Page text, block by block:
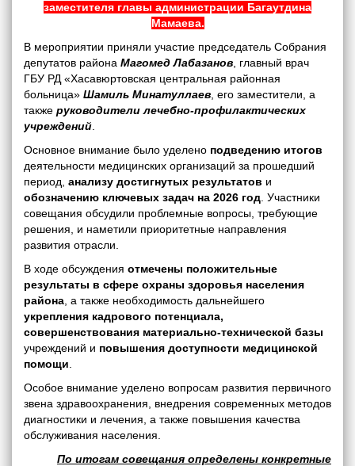
заместителя главы администрации Багаутдина
Мамаева.
В мероприятии приняли участие председатель Собрания
депутатов района Магомед Лабазанов , главный врач
ГБУ РД «Хасавюртовская центральная районная
больница» Шамиль Минатуллаев , его заместители, а
также руководители лечебно-профилактических
учреждений
Основное внимание было уделено подведению итогов
деятельности медицинских организаций за прошедший
период, анализу достигнутых результатов и
обозначению ключевых задач на 2026 год . Участники
совещания обсудили проблемные вопросы, требующие
решения, и наметили приоритетные направления
развития отрасли.
В ходе обсуждения отмечены положительные
результаты в сфере охраны здоровья населения
района , а также необходимость дальнейшего
укрепления кадрового потенциала,
совершенствования материально-технической базы
учреждений и повышения доступности медицинской
помощи
Особое внимание уделено вопросам развития первичного
звена здравоохранения, внедрения современных методов
диагностики и лечения, а также повышения качества
обслуживания населения.
По итогам совещания определены конкретные